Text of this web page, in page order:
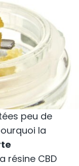
peu de
la
résine CBD